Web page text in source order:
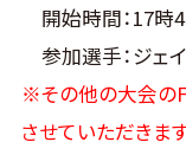
開始時間：17時
参加選手：ジェ
※その他の大会の
させていただきます